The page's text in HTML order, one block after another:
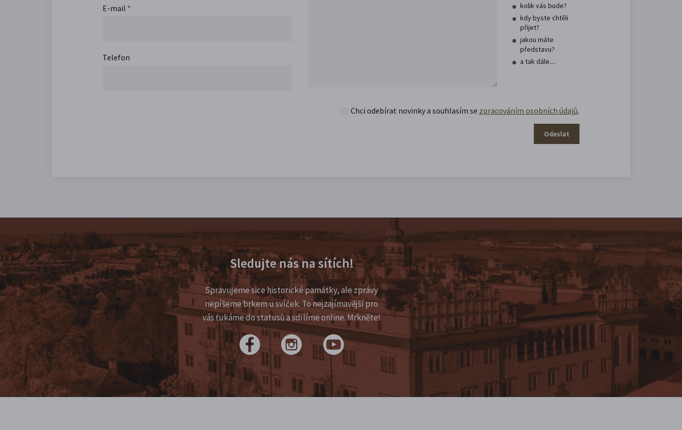
E-mail *
Telefon
kolik vás bude?
kdy byste chtěli
přijet?
jakou máte
představu?
a tak dále....
Chci odebírat novinky a souhlasím se zpracováním osobních údajů.
Odeslat
Sledujte nás na sítích!
Spravujeme sice historické památky, ale zprávy
nepíšeme brkem u svíček. To nejzajímavější pro
vás ťukáme do statusů a sdílíme online. Mrkněte!